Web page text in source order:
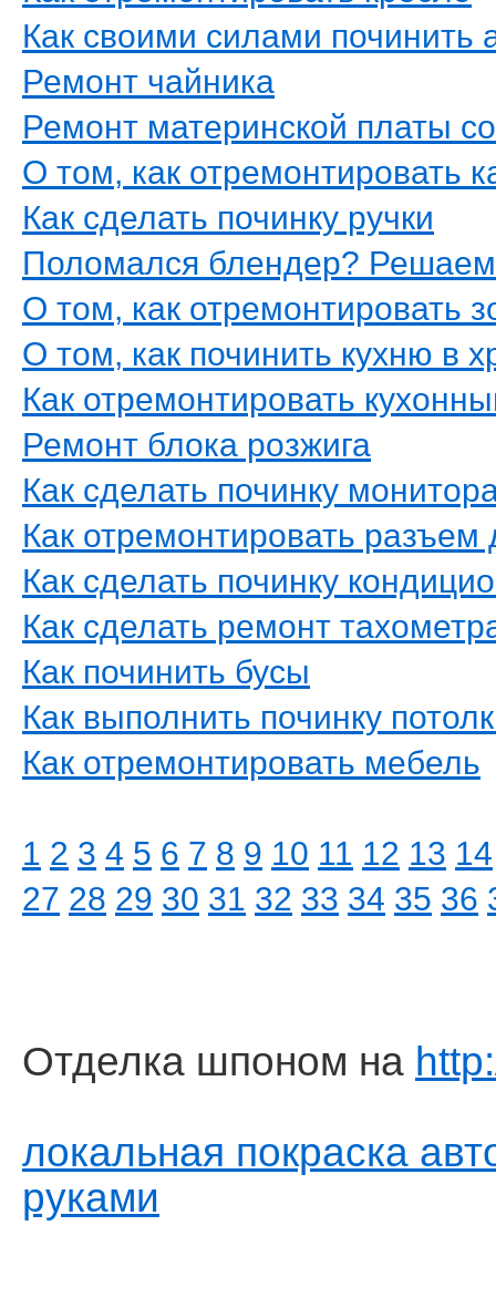
Как своими силами починить
Ремонт чайника
Ремонт материнской платы
О том, как отремонтировать
Как сделать починку ручки
Поломался блендер? Решаем
О том, как отремонтировать
О том, как починить кухню в
Как отремонтировать
Ремонт блока розжига
Как сделать починку
Как отремонтировать
Как сделать починку
Как сделать ремонт
Как починить бусы
Как выполнить починку
Как отремонтировать мебель
1 2 3 4 5 6 7 8 9 10 11 12 13 14
27 28 29 30 31 32 33 34 35 36
Отделка шпоном на
локальная покраска
руками